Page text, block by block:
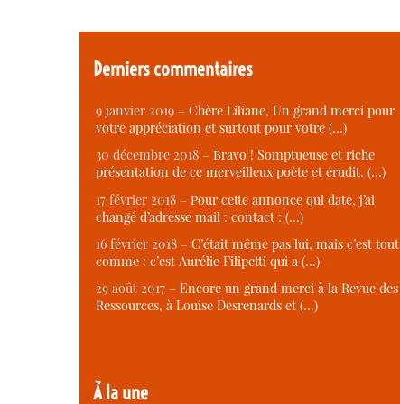
Derniers commentaires
9 janvier 2019 – Chère Liliane, Un grand merci pour
votre appréciation et surtout pour votre (…)
30 décembre 2018 – Bravo ! Somptueuse et riche
présentation de ce merveilleux poète et érudit. (…)
17 février 2018 – Pour cette annonce qui date, j’ai
changé d’adresse mail : contact : (…)
16 février 2018 – C’était même pas lui, mais c’est tout
comme : c’est Aurélie Filipetti qui a (…)
29 août 2017 – Encore un grand merci à la Revue des
Ressources, à Louise Desrenards et (…)
À la une